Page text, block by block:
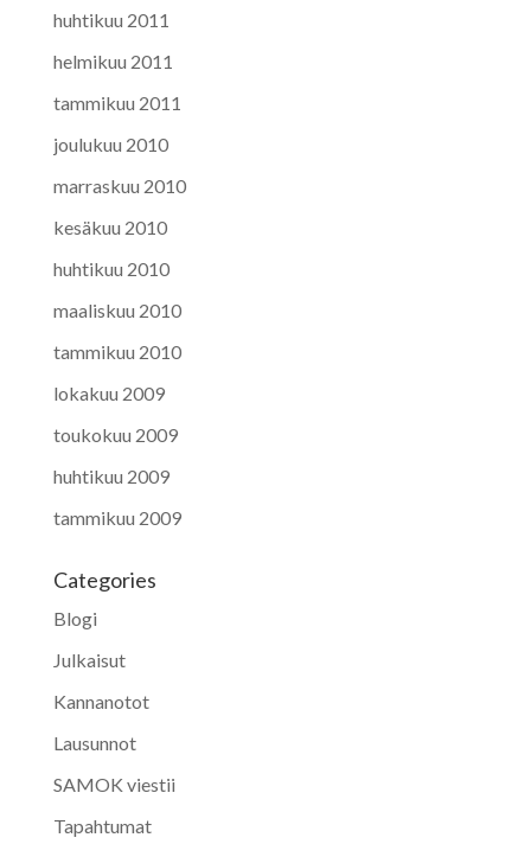
huhtikuu 2011
helmikuu 2011
tammikuu 2011
joulukuu 2010
marraskuu 2010
kesäkuu 2010
huhtikuu 2010
maaliskuu 2010
tammikuu 2010
lokakuu 2009
toukokuu 2009
huhtikuu 2009
tammikuu 2009
Categories
Blogi
Julkaisut
Kannanotot
Lausunnot
SAMOK viestii
Tapahtumat